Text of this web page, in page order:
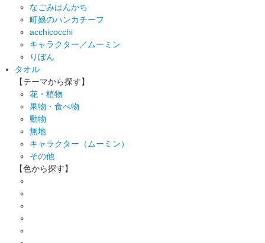
なごみはんかち
町娘のハンカチーフ
acchicocchi
キャラクター／ムーミン
りぼん
タオル
【テーマから探す】
花・植物
果物・食べ物
動物
無地
キャラクター（ムーミン）
その他
【色から探す】